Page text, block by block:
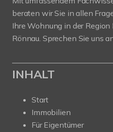
beraten wir Sie in allen
Ihre Wohnung in der
Rönnau. Sprechen Sie uns
INHALT
Start
Immobilien
Für Eigentümer